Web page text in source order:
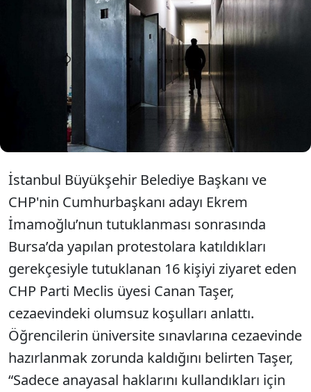
İmamoğlu protestolarında
tutuklanan öğrenciler üniversite
sınavına cezaevi şartlarında
hazırlanıyorlar.
İstanbul Büyükşehir Belediye Başkanı ve
CHP'nin Cumhurbaşkanı adayı Ekrem
İmamoğlu’nun tutuklanması sonrasında
Bursa’da yapılan protestolara katıldıkları
gerekçesiyle tutuklanan 16 kişiyi ziyaret eden
CHP Parti Meclis üyesi Canan Taşer,
cezaevindeki olumsuz koşulları anlattı.
Öğrencilerin üniversite sınavlarına cezaevinde
hazırlanmak zorunda kaldığını belirten Taşer,
“Sadece anayasal haklarını kullandıkları için